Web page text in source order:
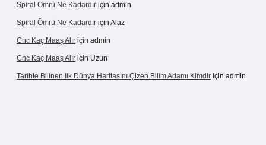
Spiral Ömrü Ne Kadardır için admin
Spiral Ömrü Ne Kadardır için Alaz
Cnc Kaç Maaş Alır için admin
Cnc Kaç Maaş Alır için Uzun
Tarihte Bilinen Ilk Dünya Haritasını Çizen Bilim Adamı Kimdir için admin